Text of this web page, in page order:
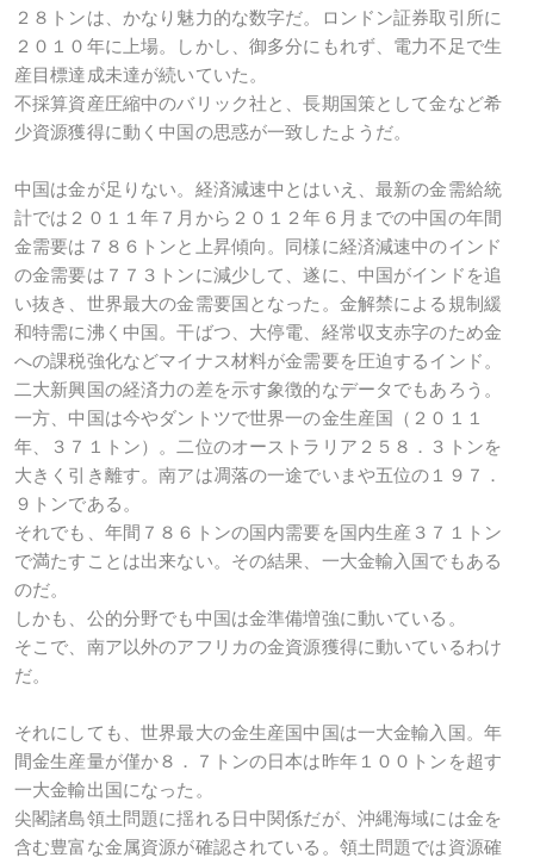
２８トンは、かなり魅力的な数字だ。ロンドン証券取引所に
２０１０年に上場。しかし、御多分にもれず、電力不足で生
産目標達成未達が続いていた。
不採算資産圧縮中のバリック社と、長期国策として金など希
少資源獲得に動く中国の思惑が一致したようだ。
中国は金が足りない。経済減速中とはいえ、最新の金需給統
計では２０１１年７月から２０１２年６月までの中国の年間
金需要は７８６トンと上昇傾向。同様に経済減速中のインド
の金需要は７７３トンに減少して、遂に、中国がインドを追
い抜き、世界最大の金需要国となった。金解禁による規制緩
和特需に沸く中国。干ばつ、大停電、経常収支赤字のため金
への課税強化などマイナス材料が金需要を圧迫するインド。
二大新興国の経済力の差を示す象徴的なデータでもあろう。
一方、中国は今やダントツで世界一の金生産国（２０１１
年、３７１トン）。二位のオーストラリア２５８．３トンを
大きく引き離す。南アは凋落の一途でいまや五位の１９７．
９トンである。
それでも、年間７８６トンの国内需要を国内生産３７１トン
で満たすことは出来ない。その結果、一大金輸入国でもある
のだ。
しかも、公的分野でも中国は金準備増強に動いている。
そこで、南ア以外のアフリカの金資源獲得に動いているわけ
だ。
それにしても、世界最大の金生産国中国は一大金輸入国。年
間金生産量が僅か８．７トンの日本は昨年１００トンを超す
一大金輸出国になった。
尖閣諸島領土問題に揺れる日中関係だが、沖縄海域には金を
含む豊富な金属資源が確認されている。領土問題では資源確